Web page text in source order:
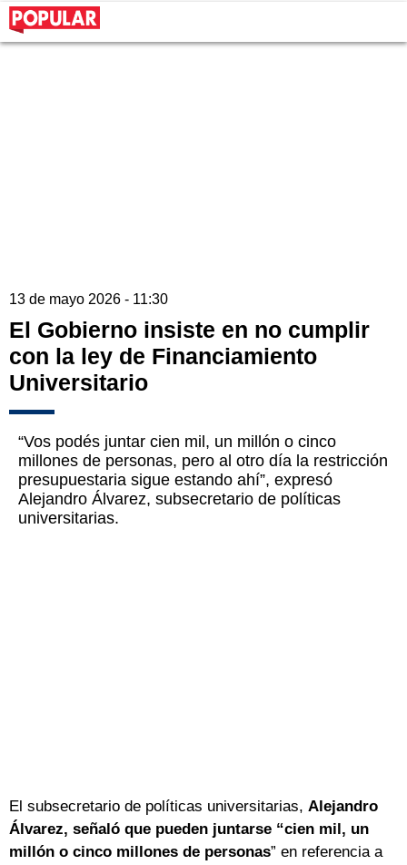
13 de mayo 2026 - 11:30
El Gobierno insiste en no cumplir
con la ley de Financiamiento
Universitario
“Vos podés juntar cien mil, un millón o cinco
millones de personas, pero al otro día la restricción
presupuestaria sigue estando ahí”, expresó
Alejandro Álvarez, subsecretario de políticas
universitarias.
El subsecretario de políticas universitarias, Alejandro
Álvarez, señaló que pueden juntarse “cien mil, un
millón o cinco millones de personas” en referencia a